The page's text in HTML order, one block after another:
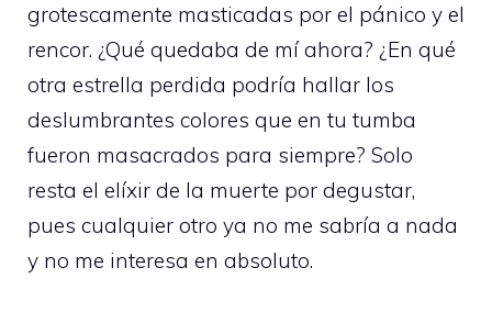
grotescamente masticadas por el pánico y el
rencor. ¿Qué quedaba de mí ahora? ¿En qué
otra estrella perdida podría hallar los
deslumbrantes colores que en tu tumba
fueron masacrados para siempre? Solo
resta el elíxir de la muerte por degustar,
pues cualquier otro ya no me sabría a nada
y no me interesa en absoluto.